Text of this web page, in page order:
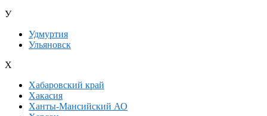
У
Удмуртия
Ульяновск
Х
Хабаровский край
Хакасия
Ханты-Мансийский АО